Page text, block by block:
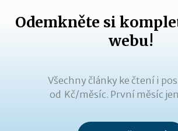
Odemkněte si
webu!
Všechny články ke čtení i
od Kč/měsíc. První měsíc jen